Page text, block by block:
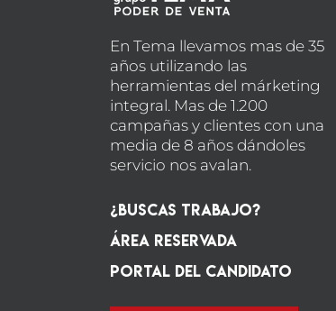
En Tema llevamos mas de 35
años utilizando las
herramientas del márketing
integral. Mas de 1.200
campañas y clientes con una
media de 8 años dándoles
servicio nos avalan.
¿Buscas Trabajo?
Área Reservada
Portal del candidato